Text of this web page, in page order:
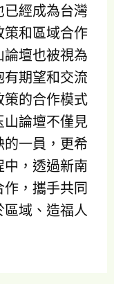
已經成為台灣
策和區域合作
論壇也被視為
有期望和交流
策的合作模式
山論壇不僅見
一員，更希
中，透過新南
，攜手共同
域、造福人